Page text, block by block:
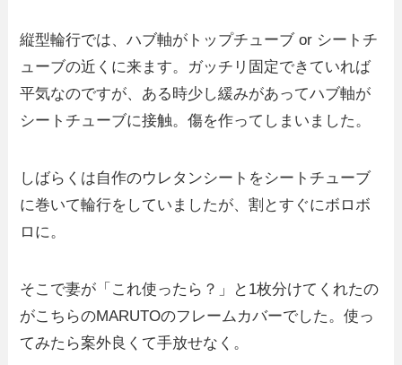
縦型輪行では、ハブ軸がトップチューブ or シートチ
ューブの近くに来ます。ガッチリ固定できていれば
平気なのですが、ある時少し緩みがあってハブ軸が
シートチューブに接触。傷を作ってしまいました。
しばらくは自作のウレタンシートをシートチューブ
に巻いて輪行をしていましたが、割とすぐにボロボ
ロに。
そこで妻が「これ使ったら？」と1枚分けてくれたの
がこちらのMARUTOのフレームカバーでした。使っ
てみたら案外良くて手放せなく。